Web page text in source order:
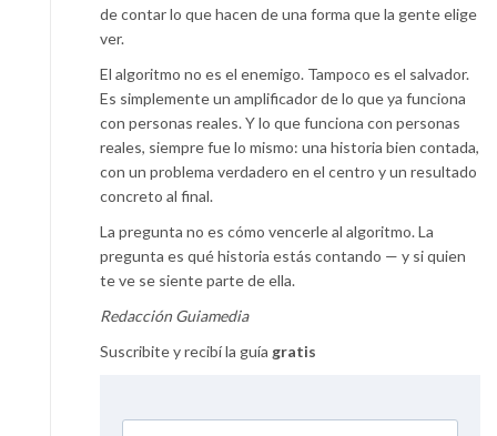
de contar lo que hacen de una forma que la gente elige
ver.
El algoritmo no es el enemigo. Tampoco es el salvador.
Es simplemente un amplificador de lo que ya funciona
con personas reales. Y lo que funciona con personas
reales, siempre fue lo mismo: una historia bien contada,
con un problema verdadero en el centro y un resultado
concreto al final.
La pregunta no es cómo vencerle al algoritmo. La
pregunta es qué historia estás contando — y si quien
te ve se siente parte de ella.
Redacción Guiamedia
Suscribite y recibí la guía gratis